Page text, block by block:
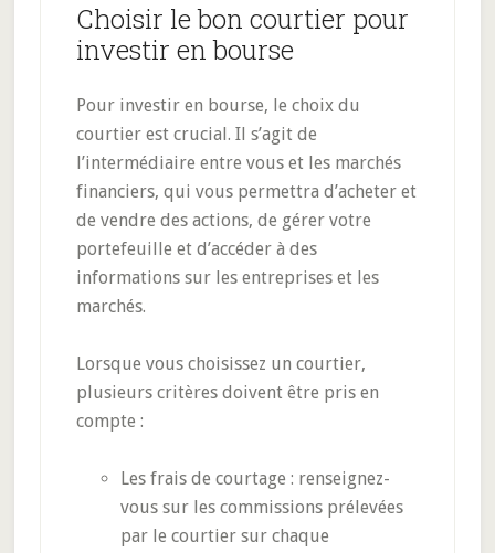
Choisir le bon courtier pour
investir en bourse
Pour investir en bourse, le choix du
courtier est crucial. Il s’agit de
l’intermédiaire entre vous et les marchés
financiers, qui vous permettra d’acheter et
de vendre des actions, de gérer votre
portefeuille et d’accéder à des
informations sur les entreprises et les
marchés.
Lorsque vous choisissez un courtier,
plusieurs critères doivent être pris en
compte :
Les frais de courtage : renseignez-
vous sur les commissions prélevées
par le courtier sur chaque